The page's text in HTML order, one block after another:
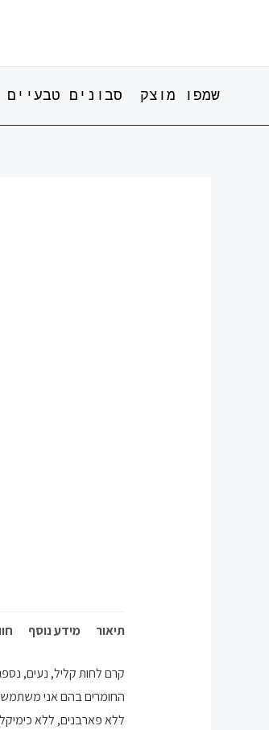
שמפו מוצק סבונים טבעיים
תיאור מידע נוסף
קרם לחות קליל, נעים,
החומרים בהם אני
ללא פארבנים, ללא